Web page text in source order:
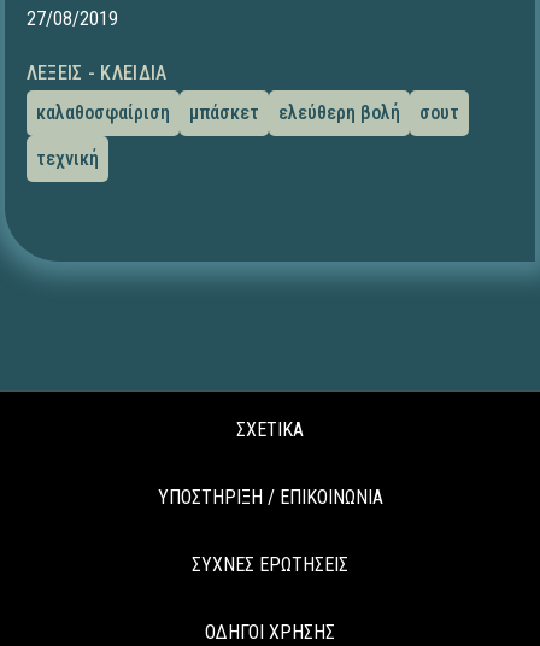
27/08/2019
ΛΈΞΕΙΣ - ΚΛΕΙΔΙΆ
καλαθοσφαίριση
μπάσκετ ελεύθερη βολή
σουτ
τεχνική
ΣΧΕΤΙΚΑ
ΥΠΟΣΤΗΡΙΞΗ / ΕΠΙΚΟΙΝΩΝΙΑ
ΣΥΧΝΕΣ ΕΡΩΤΗΣΕΙΣ
ΟΔΗΓΟΙ ΧΡΗΣΗΣ